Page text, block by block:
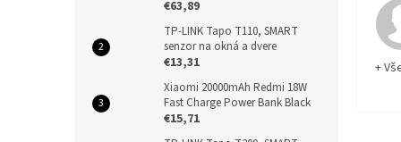
€63,89
TP-LINK Tapo T110, SMART
senzor na okná a dvere
€13,31
Xiaomi 20000mAh Redmi 18W
Fast Charge Power Bank Black
€15,71
+